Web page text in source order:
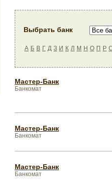
Выбрать банк
А Б В Г Д З И К Л М Н О П Р
Мастер-Банк
Банкомат
Мастер-Банк
Банкомат
Мастер-Банк
Банкомат